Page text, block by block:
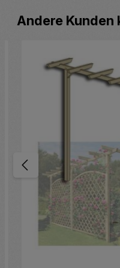
Produktgalerie
Andere Kunden